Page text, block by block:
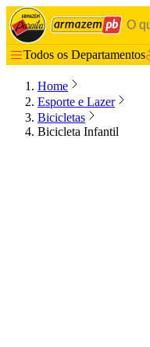
Todos os Departamentos
Home
Esporte e Lazer
Bicicletas
Bicicleta Infantil